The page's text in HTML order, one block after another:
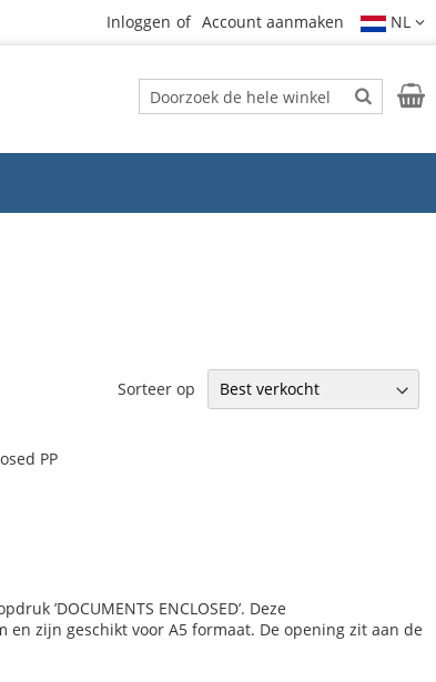
Inloggen Account aanmaken NL
Zoek
Zoek
Sorteer op
PP
’DOCUMENTS ENCLOSED’. Deze
zijn geschikt voor A5 formaat. De opening zit aan de